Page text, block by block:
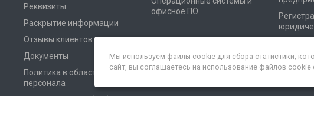
Реквизиты
Раскрытие информации
Отзывы клиентов
Документы
Политика в области
персонала
офисное ПО
Мы используем файлы cookie для сбора статистики,
сайт, вы соглашаетесь на использование файлов cookie